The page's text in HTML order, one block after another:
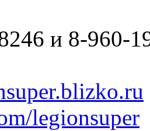
и 8-960-
legionsuper